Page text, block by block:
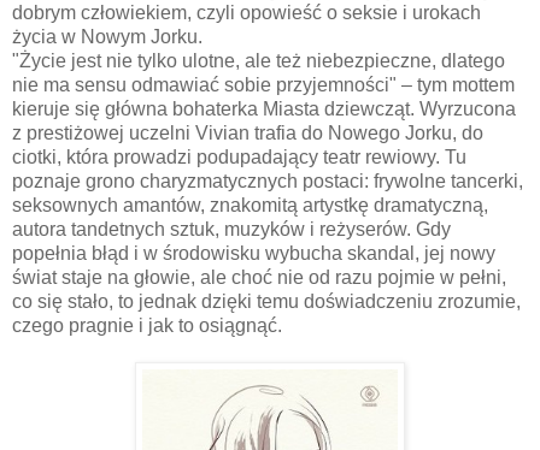
dobrym człowiekiem, czyli opowieść o seksie i urokach
życia w Nowym Jorku.
"Życie jest nie tylko ulotne, ale też niebezpieczne, dlatego
nie ma sensu odmawiać sobie przyjemności" – tym mottem
kieruje się główna bohaterka Miasta dziewcząt. Wyrzucona
z prestiżowej uczelni Vivian trafia do Nowego Jorku, do
ciotki, która prowadzi podupadający teatr rewiowy. Tu
poznaje grono charyzmatycznych postaci: frywolne tancerki,
seksownych amantów, znakomitą artystkę dramatyczną,
autora tandetnych sztuk, muzyków i reżyserów. Gdy
popełnia błąd i w środowisku wybucha skandal, jej nowy
świat staje na głowie, ale choć nie od razu pojmie w pełni,
co się stało, to jednak dzięki temu doświadczeniu zrozumie,
czego pragnie i jak to osiągnąć.